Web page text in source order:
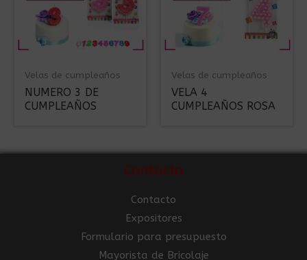
Velas de cumpleaños
NUMERO 3 DE
CUMPLEAÑOS
Velas de cumpleaños
VELA 4
CUMPLEAÑOS ROSA
Contacto
Contacto
Expositores
Formulario para presupuesto
Mayorista de Bricolaje